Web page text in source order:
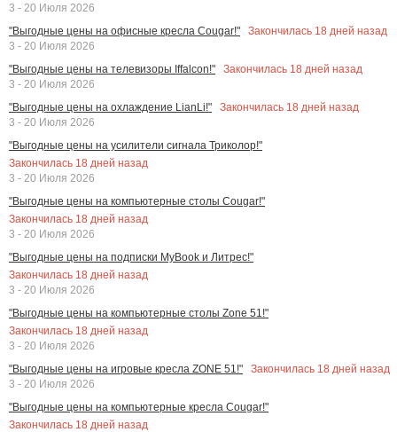
3 - 20 Июля 2026
"Выгодные цены на офисные кресла Cougar!"
Закончилась 18 дней назад
3 - 20 Июля 2026
"Выгодные цены на телевизоры Iffalcon!"
Закончилась 18 дней назад
3 - 20 Июля 2026
"Выгодные цены на охлаждение LianLi!"
Закончилась 18 дней назад
3 - 20 Июля 2026
"Выгодные цены на усилители сигнала Триколор!"
Закончилась 18 дней назад
3 - 20 Июля 2026
"Выгодные цены на компьютерные столы Cougar!"
Закончилась 18 дней назад
3 - 20 Июля 2026
"Выгодные цены на подписки MyBook и Литрес!"
Закончилась 18 дней назад
3 - 20 Июля 2026
"Выгодные цены на компьютерные столы Zone 51!"
Закончилась 18 дней назад
3 - 20 Июля 2026
"Выгодные цены на игровые кресла ZONE 51!"
Закончилась 18 дней назад
3 - 20 Июля 2026
"Выгодные цены на компьютерные кресла Cougar!"
Закончилась 18 дней назад